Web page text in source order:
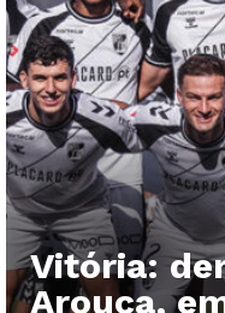
Vitória:
Arouca,